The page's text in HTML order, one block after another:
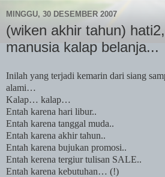
MINGGU, 30 DESEMBER 2007
(wiken akhir tahun)
manusia kalap belanja...
Inilah yang terjadi kemarin dari siang
alami…
Kalap… kalap…
Entah karena hari libur..
Entah karena tanggal muda..
Entah karena akhir tahun..
Entah karena bujukan promosi..
Entah kerena tergiur tulisan SALE..
Entah karena kebutuhan… (!)